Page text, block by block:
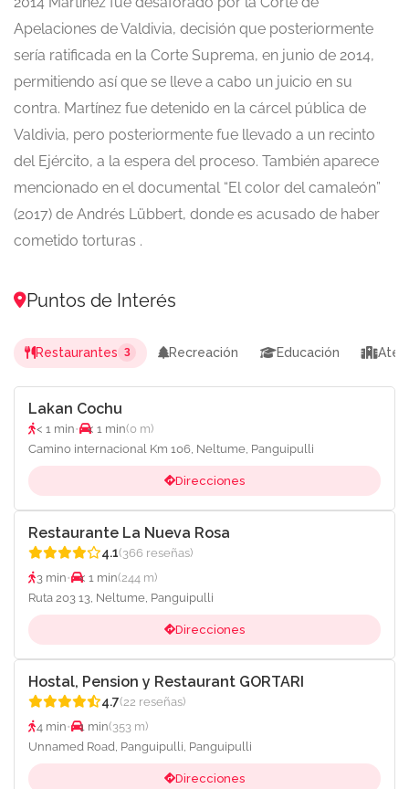
Apelaciones de Valdivia, ​ decisión que posteriormente
sería ratificada en la Corte Suprema, en junio de 2014,
permitiendo así que se lleve a cabo un juicio en su
contra. ​ Martínez fue detenido en la cárcel pública de
Valdivia, pero posteriormente fue llevado a un recinto
del Ejército, a la espera del proceso. También aparece
mencionado en el documental “El color del camaleón”
(2017) de Andrés Lübbert, donde es acusado de haber
cometido torturas .
Puntos de Interés
Restaurantes 3 Recreación Educación
Lakan Cochu
< 1 min• < 1 min(0 m)
Camino internacional Km 106, Neltume, Panguipulli
Direcciones
Restaurante La Nueva Rosa
4.1(366 reseñas)
3 min• < 1 min(244 m)
Ruta 203 13, Neltume, Panguipulli
Direcciones
Hostal, Pension y Restaurant GORTARI
4.7(22 reseñas)
4 min• 1 min(353 m)
Unnamed Road, Panguipulli, Panguipulli
Direcciones